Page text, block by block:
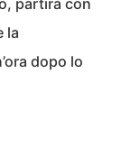
partirà con
la
dopo lo